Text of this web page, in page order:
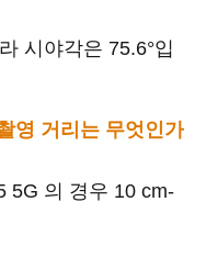
시야각은 75.6°입
영 거리는 무엇인가
5G 의 경우 10 cm-